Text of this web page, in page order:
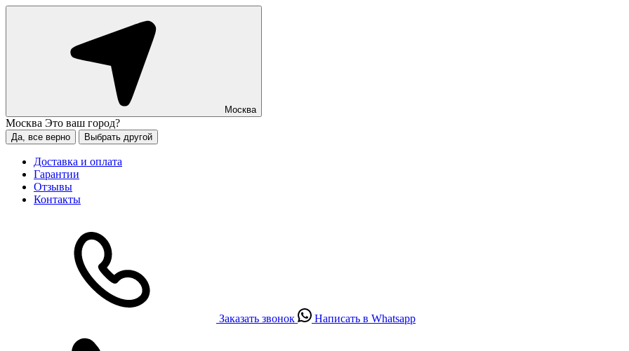
Москва
Москва Это ваш город?
Да, все верно Выбрать другой
Доставка и оплата
Гарантии
Отзывы
Контакты
Заказать звонок Написать в Whatsapp